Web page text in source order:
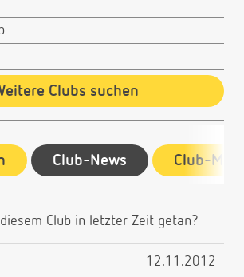
Clubs suchen
Club-News Club-
Club in letzter Zeit getan?
12.11.2012